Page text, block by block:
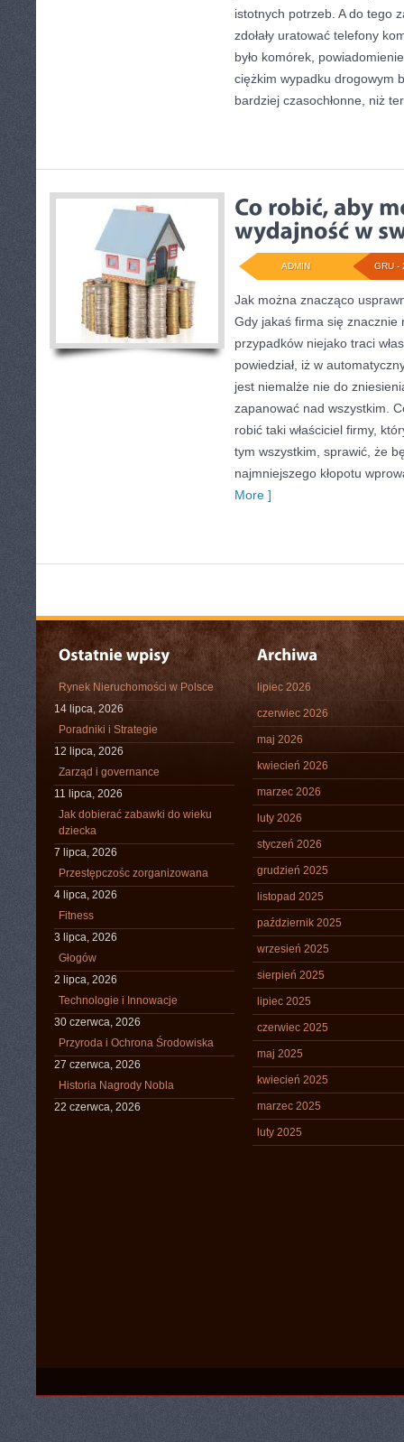
istotnych potrzeb. A do tego
zdołały uratować telefony
było komórek,
ciężkim wypadku drogowym
bardziej czasochłonne, niż
GRU -
ADMIN
Jak można znacząco
Gdy jakaś firma się znacznie
przypadków niejako traci
powiedział, iż w
jest niemalże nie do
zapanować nad wszystkim.
robić taki właściciel firmy,
tym wszystkim, sprawić, że
najmniejszego kłopotu
More ]
Rynek Nieruchomości w Polsce
14 lipca, 2026
Poradniki i Strategie
12 lipca, 2026
Zarząd i governance
11 lipca, 2026
Jak dobierać zabawki do wieku
dziecka
7 lipca, 2026
Przestępczośc zorganizowana
4 lipca, 2026
Fitness
3 lipca, 2026
Głogów
2 lipca, 2026
Technologie i Innowacje
30 czerwca, 2026
Przyroda i Ochrona Środowiska
27 czerwca, 2026
Historia Nagrody Nobla
22 czerwca, 2026
lipiec 2026
czerwiec 2026
maj 2026
kwiecień 2026
marzec 2026
luty 2026
styczeń 2026
grudzień 2025
listopad 2025
październik 2025
wrzesień 2025
sierpień 2025
lipiec 2025
czerwiec 2025
maj 2025
kwiecień 2025
marzec 2025
luty 2025